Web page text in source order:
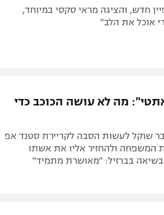
חדש, והציגה מראי סקסי במיוחד,
אוכל את הלב"
מה לא עושה הכוכב כדי
שוקל לעשות הסבה לקריירת סטנד אפ
המשפחה ולהחזיר אליו את אשתו
בשיאה בברזיל: "מאושרת מתמיד"